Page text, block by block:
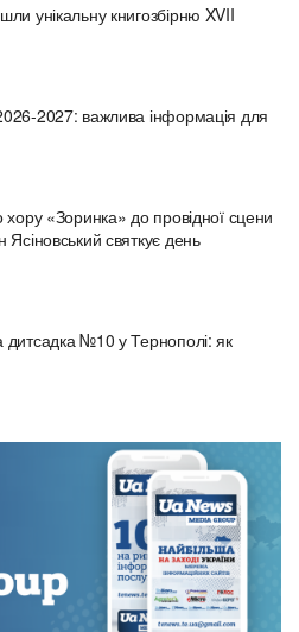
унікальну книгозбірню XVII
2027: важлива інформація для
хору «Зоринка» до провідної сцени
Ясіновський святкує день
дитсадка №10 у Тернополі: як